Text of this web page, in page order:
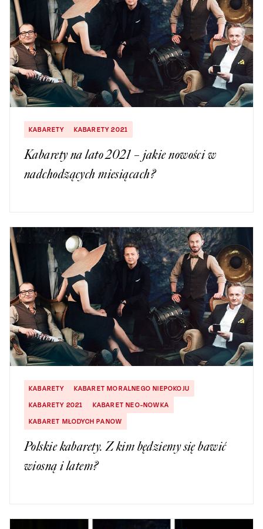
KABARETY KABARETY 2021
Kabarety na lato 2021 – jakie nowości w
nadchodzących miesiącach?
KABARETY
KABARET MORALNEGO NIEPOKOJU
KABARETY 2021
KABARET NEO-NOWKA
KABARET MŁODYCH PANOW
Polskie kabarety. Z kim będziemy się bawić
wiosną i latem?